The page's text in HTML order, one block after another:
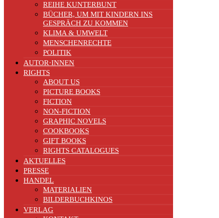
REIHE KUNTERBUNT
BÜCHER, UM MIT KINDERN INS
GESPRÄCH ZU KOMMEN
KLIMA & UMWELT
MENSCHENRECHTE
POLITIK
AUTOR·INNEN
RIGHTS
ABOUT US
PICTURE BOOKS
FICTION
NON-FICTION
GRAPHIC NOVELS
COOKBOOKS
GIFT BOOKS
RIGHTS CATALOGUES
AKTUELLES
PRESSE
HANDEL
MATERIALIEN
BILDERBUCHKINOS
VERLAG